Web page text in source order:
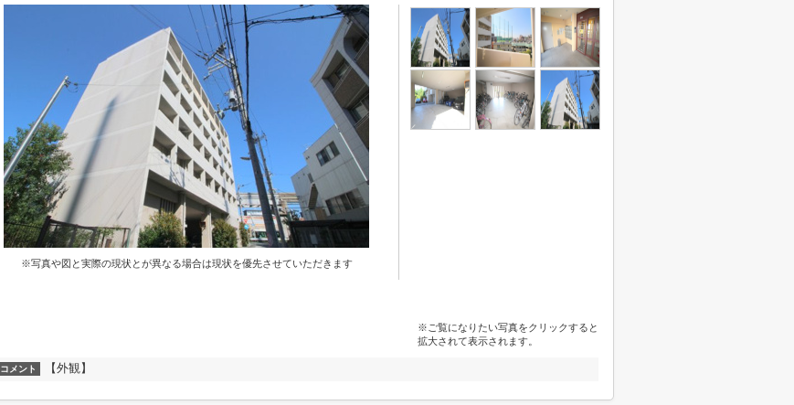
※写真や図と実際の現状とが異なる場合は現状を優先させていただきます
※ご覧になりたい写真をクリックすると
拡大されて表示されます。
コメント 【外観】